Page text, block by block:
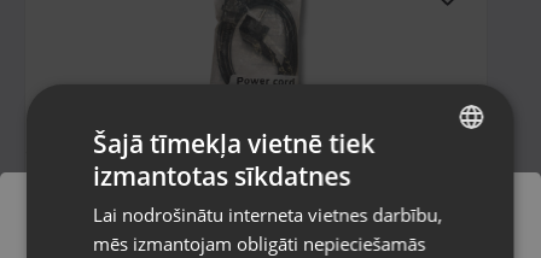
Power cord
Liepāja, Tirgoņu iela 25
Stāvoklis Jauns (Garantija 24 mēneši)
RUSSIAN
Šajā tīmekļa vietnē tiek
izmantotas sīkdatnes
Lai nodrošinātu interneta vietnes darbību,
mēs izmantojam obligāti nepieciešamās